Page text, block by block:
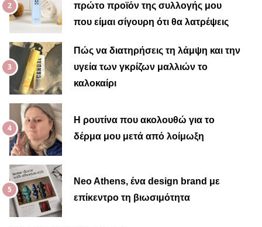
πρώτο προϊόν της συλλογής μου
που είμαι σίγουρη ότι θα λατρέψεις
Πώς να διατηρήσεις τη λάμψη και την
υγεία των γκρίζων μαλλιών το
καλοκαίρι
Η ρουτίνα που ακολουθώ για το
δέρμα μου μετά από λοίμωξη
Neo Athens, ένα design brand με
επίκεντρο τη βιωσιμότητα